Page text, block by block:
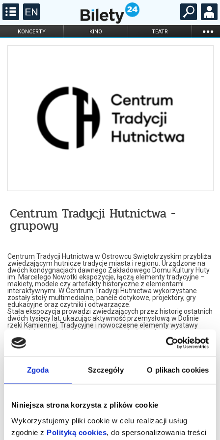
Zgoda Szczegóły O plikach cookies
Niniejsza strona korzysta z plików cookie
Wykorzystujemy pliki cookie w celu realizacji usług
zgodnie z Polityką cookies , do spersonalizowania treści
KONCERTY KINO TEATR ...
FILHARMONIA OPERA I BALET
Centrum Tradycji Hutnictwa -
grupowy
Centrum Tradycji Hutnictwa w Ostrowcu Świętokrzyskim przybliża
zwiedzającym hutnicze tradycje miasta i regionu. Urządzone na
dwóch kondygnacjach dawnego Zakładowego Domu Kultury Huty
im. Marcelego Nowotki ekspozycje, łączą elementy tradycyjne –
makiety, modele czy artefakty historyczne z elementami
interaktywnymi. W Centrum Tradycji Hutnictwa wykorzystane
zostały stoły multimedialne, panele dotykowe, projektory, gry
edukacyjne oraz czytniki i odtwarzacze.
Stała ekspozycja prowadzi zwiedzających przez historię ostatnich
dwóch tysięcy lat, ukazując aktywność przemysłową w Dolinie
rzeki Kamiennej. Tradycyjne i nowoczesne elementy wystawy
pozwalają poznać kolejne etapy rozwoju świętokrzyskiego
hutnictwa, węglarstwa i kolejnictwa, włączając widzów do
wykonywania interaktywnych zadań.
wieków dziejów Ostrowca Świętokrzyskiego, jego historii i ewolucji,
ukazująca szczególnie zasłużone dla miasta postaci, rozwój
kultury, sportu i gospodarki.
zostanie w pamięci. Nowoczesne wnętrza, różnorodność wystawy
czas, pełen emocji i wrażeń.
Zapraszamy na niesamowitą podróż przez Cywilizację Żelaza nad
CTH mieści się na drugim piętrze budynku przy Alei 3 Maja 6. Bilety
można nabycia w recepcji OBK (poniedziałek – piątek w godz. 8.00